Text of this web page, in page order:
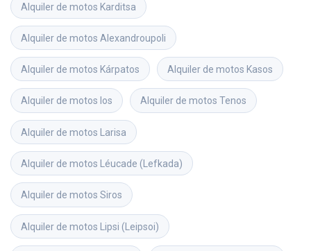
Alquiler de motos Karditsa
Alquiler de motos Alexandroupoli
Alquiler de motos Kárpatos Alquiler de motos Kasos
Alquiler de motos Ios Alquiler de motos Tenos
Alquiler de motos Larisa
Alquiler de motos Léucade (Lefkada)
Alquiler de motos Siros
Alquiler de motos Lipsi (Leipsoi)